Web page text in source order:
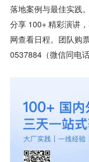
落地案例与最佳实践
分享 100+ 精彩演讲
网查看日程。团队购
0537884（微信同电话